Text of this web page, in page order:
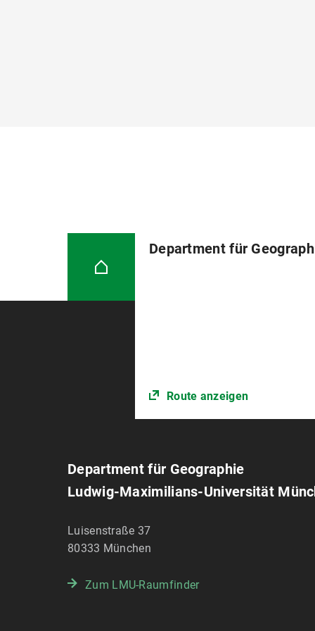
Department für
Route anzeigen
Department für Geographie
Ludwig-Maximilians-Universität
Luisenstraße 37
80333 München
Zum LMU-Raumfinder